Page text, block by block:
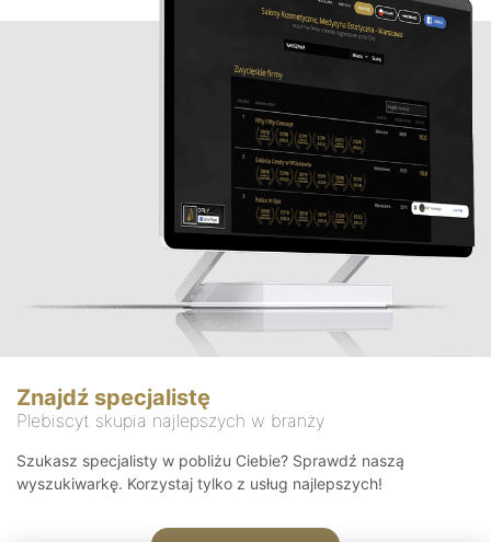
Znajdź specjalistę
Plebiscyt skupia najlepszych w branży
Szukasz specjalisty w pobliżu Ciebie? Sprawdź naszą
wyszukiwarkę. Korzystaj tylko z usług najlepszych!